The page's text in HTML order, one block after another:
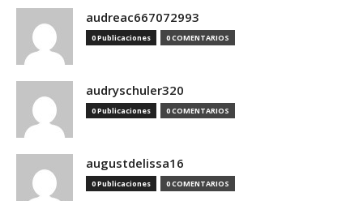
audreac667072993
0 Publicaciones 0 COMENTARIOS
audryschuler320
0 Publicaciones 0 COMENTARIOS
augustdelissa16
0 Publicaciones 0 COMENTARIOS